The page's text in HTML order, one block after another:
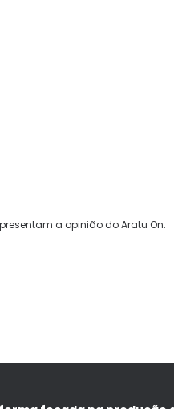
a opinião do Aratu On.